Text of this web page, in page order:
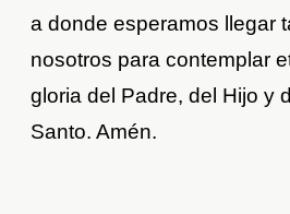
a donde esperamos llegar
nosotros para contemplar
gloria del Padre, del Hijo y
Santo. Amén.